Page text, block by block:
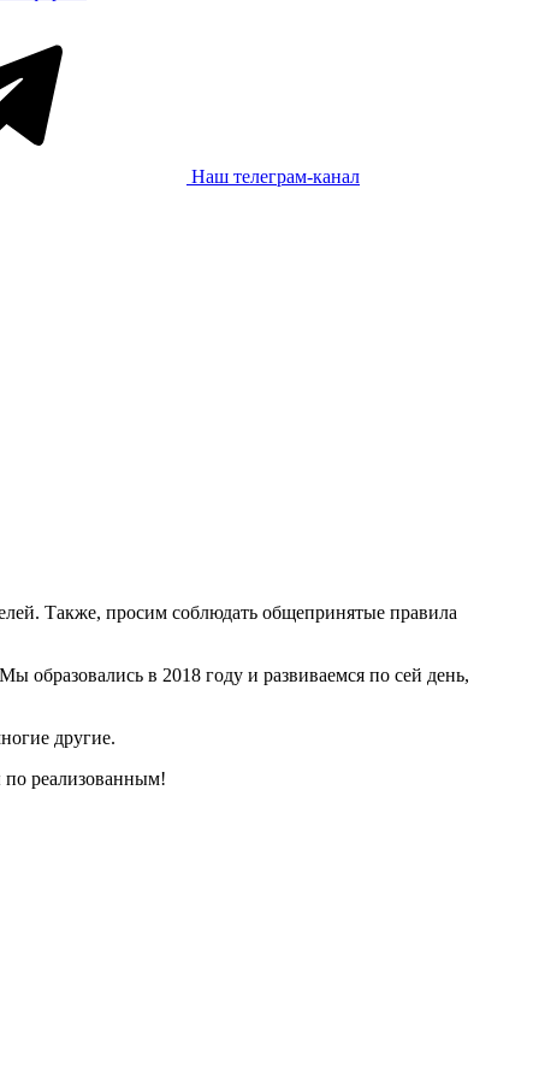
Наш телеграм-канал
Также, просим соблюдать общепринятые правила
в 2018 году и развиваемся по сей день,
другие.
по реализованным!